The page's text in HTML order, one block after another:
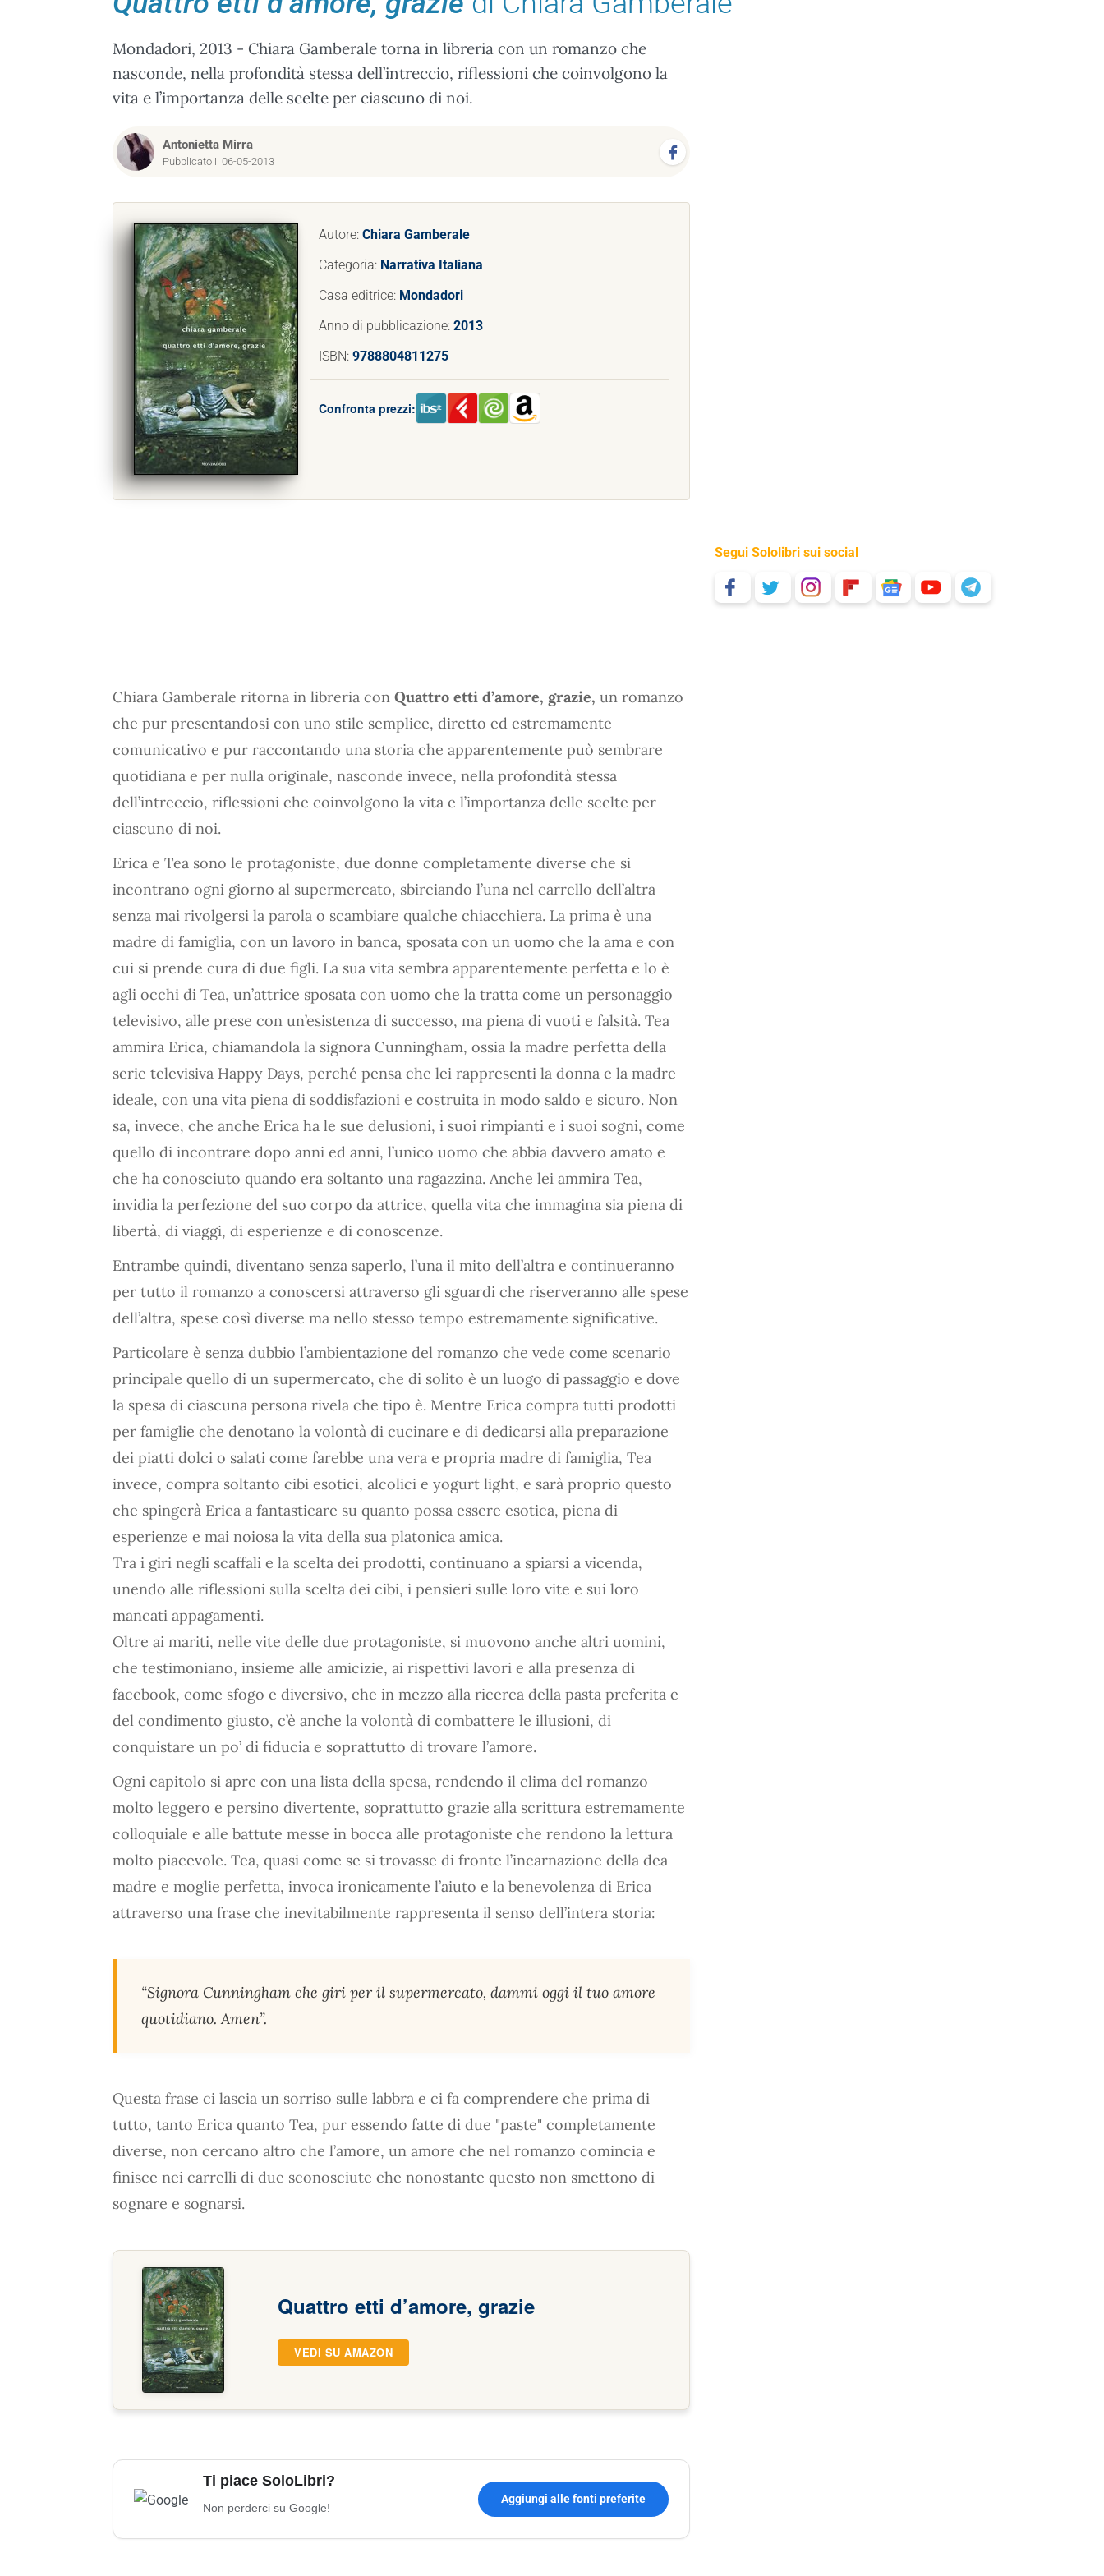
Mondadori, 2013 - Chiara Gamberale torna in libreria con un romanzo che
nasconde, nella profondità stessa dell’intreccio, riflessioni che coinvolgono la
vita e l’importanza delle scelte per ciascuno di noi.
Antonietta Mirra
Pubblicato il 06-05-2013
Autore: Chiara Gamberale
Categoria: Narrativa Italiana
Casa editrice: Mondadori
Anno di pubblicazione: 2013
ISBN: 9788804811275
Confronta prezzi:
Chiara Gamberale ritorna in libreria con Quattro etti d’amore, grazie, un romanzo
che pur presentandosi con uno stile semplice, diretto ed estremamente
comunicativo e pur raccontando una storia che apparentemente può sembrare
quotidiana e per nulla originale, nasconde invece, nella profondità stessa
dell’intreccio, riflessioni che coinvolgono la vita e l’importanza delle scelte per
ciascuno di noi.
Erica e Tea sono le protagoniste, due donne completamente diverse che si
incontrano ogni giorno al supermercato, sbirciando l’una nel carrello dell’altra
senza mai rivolgersi la parola o scambiare qualche chiacchiera. La prima è una
madre di famiglia, con un lavoro in banca, sposata con un uomo che la ama e con
cui si prende cura di due figli. La sua vita sembra apparentemente perfetta e lo è
agli occhi di Tea, un’attrice sposata con uomo che la tratta come un personaggio
televisivo, alle prese con un’esistenza di successo, ma piena di vuoti e falsità. Tea
ammira Erica, chiamandola la signora Cunningham, ossia la madre perfetta della
serie televisiva Happy Days, perché pensa che lei rappresenti la donna e la madre
ideale, con una vita piena di soddisfazioni e costruita in modo saldo e sicuro. Non
sa, invece, che anche Erica ha le sue delusioni, i suoi rimpianti e i suoi sogni, come
quello di incontrare dopo anni ed anni, l’unico uomo che abbia davvero amato e
che ha conosciuto quando era soltanto una ragazzina. Anche lei ammira Tea,
invidia la perfezione del suo corpo da attrice, quella vita che immagina sia piena di
libertà, di viaggi, di esperienze e di conoscenze.
Entrambe quindi, diventano senza saperlo, l’una il mito dell’altra e continueranno
per tutto il romanzo a conoscersi attraverso gli sguardi che riserveranno alle spese
dell’altra, spese così diverse ma nello stesso tempo estremamente significative.
Particolare è senza dubbio l’ambientazione del romanzo che vede come scenario
principale quello di un supermercato, che di solito è un luogo di passaggio e dove
la spesa di ciascuna persona rivela che tipo è. Mentre Erica compra tutti prodotti
per famiglie che denotano la volontà di cucinare e di dedicarsi alla preparazione
dei piatti dolci o salati come farebbe una vera e propria madre di famiglia, Tea
invece, compra soltanto cibi esotici, alcolici e yogurt light, e sarà proprio questo
che spingerà Erica a fantasticare su quanto possa essere esotica, piena di
esperienze e mai noiosa la vita della sua platonica amica.
Tra i giri negli scaffali e la scelta dei prodotti, continuano a spiarsi a vicenda,
unendo alle riflessioni sulla scelta dei cibi, i pensieri sulle loro vite e sui loro
mancati appagamenti.
Oltre ai mariti, nelle vite delle due protagoniste, si muovono anche altri uomini,
che testimoniano, insieme alle amicizie, ai rispettivi lavori e alla presenza di
facebook, come sfogo e diversivo, che in mezzo alla ricerca della pasta preferita e
del condimento giusto, c’è anche la volontà di combattere le illusioni, di
conquistare un po’ di fiducia e soprattutto di trovare l’amore.
Ogni capitolo si apre con una lista della spesa, rendendo il clima del romanzo
molto leggero e persino divertente, soprattutto grazie alla scrittura estremamente
colloquiale e alle battute messe in bocca alle protagoniste che rendono la lettura
molto piacevole. Tea, quasi come se si trovasse di fronte l’incarnazione della dea
madre e moglie perfetta, invoca ironicamente l’aiuto e la benevolenza di Erica
attraverso una frase che inevitabilmente rappresenta il senso dell’intera storia:
“Signora Cunningham che giri per il supermercato, dammi oggi il tuo amore
quotidiano. Amen”.
Questa frase ci lascia un sorriso sulle labbra e ci fa comprendere che prima di
tutto, tanto Erica quanto Tea, pur essendo fatte di due "paste" completamente
diverse, non cercano altro che l’amore, un amore che nel romanzo comincia e
finisce nei carrelli di due sconosciute che nonostante questo non smettono di
sognare e sognarsi.
Quattro etti d’amore, grazie
VEDI SU AMAZON
Ti piace SoloLibri?
Non perderci su Google!
Aggiungi alle fonti preferite
Segui Sololibri sui social